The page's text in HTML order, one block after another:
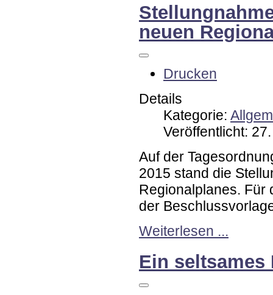
neuen
Drucken
Details
Kategorie:
Veröffentlicht:
Auf der
2015 stand die
Regionalplanes. Für
der
Weiterlesen ...
Ein seltsames